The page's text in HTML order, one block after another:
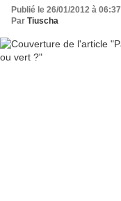
Publié le 26/01/2012 à 06:37
Par Tiuscha